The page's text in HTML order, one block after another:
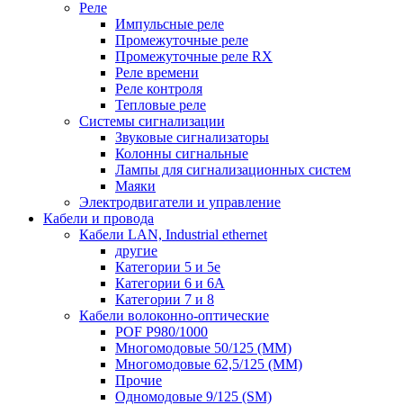
Реле
Импульсные реле
Промежуточные реле
Промежуточные реле RX
Реле времени
Реле контроля
Тепловые реле
Системы сигнализации
Звуковые сигнализаторы
Колонны сигнальные
Лампы для сигнализационных систем
Маяки
Электродвигатели и управление
Кабели и провода
Кабели LAN, Industrial ethernet
другие
Категории 5 и 5е
Категории 6 и 6A
Категории 7 и 8
Кабели волоконно-оптические
POF P980/1000
Многомодовые 50/125 (ММ)
Многомодовые 62,5/125 (ММ)
Прочие
Одномодовые 9/125 (SM)